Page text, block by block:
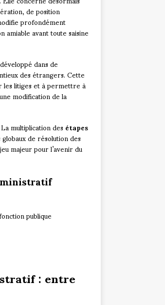
de position
profondément
avant toute saisine
dans de
des étrangers. Cette
litiges et à permettre à
modification de la
multiplication desétapes
de résolution des
majeur pour l’avenir du
publique
: entre